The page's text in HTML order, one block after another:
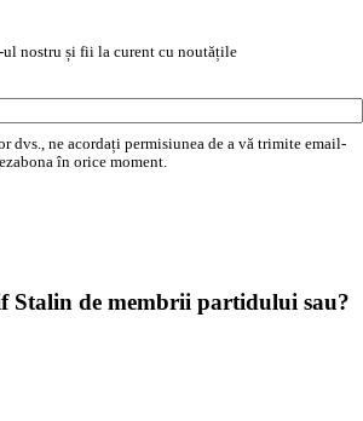
ul nostru și fii la curent cu noutățile
dvs., ne acordați permisiunea de a vă trimite email-
în orice moment.
Stalin de membrii partidului sau?